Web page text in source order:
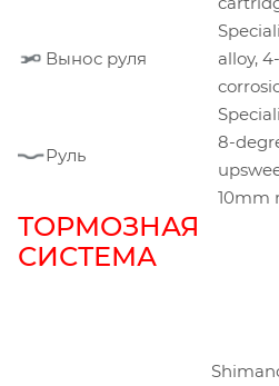
Вынос руля
alloy,
Руль
8-
10mm
ТОРМОЗНАЯ
СИСТЕМА